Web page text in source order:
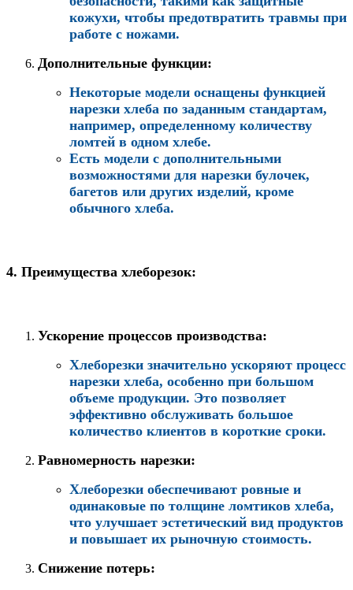
кожухи, чтобы предотвратить травмы при
работе с ножами.
Дополнительные функции:
Некоторые модели оснащены функцией
нарезки хлеба по заданным стандартам,
например, определенному количеству
ломтей в одном хлебе.
Есть модели с дополнительными
возможностями для нарезки булочек,
багетов или других изделий, кроме
обычного хлеба.
4. Преимущества хлеборезок:
Ускорение процессов производства:
Хлеборезки значительно ускоряют процесс
нарезки хлеба, особенно при большом
объеме продукции. Это позволяет
эффективно обслуживать большое
количество клиентов в короткие сроки.
Равномерность нарезки:
Хлеборезки обеспечивают ровные и
одинаковые по толщине ломтиков хлеба,
что улучшает эстетический вид продуктов
и повышает их рыночную стоимость.
Снижение потерь: